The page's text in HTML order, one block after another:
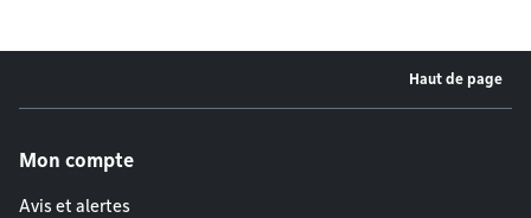
Haut de page
Mon compte
Avis et alertes